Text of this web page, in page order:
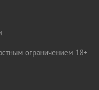
ограничением 18+